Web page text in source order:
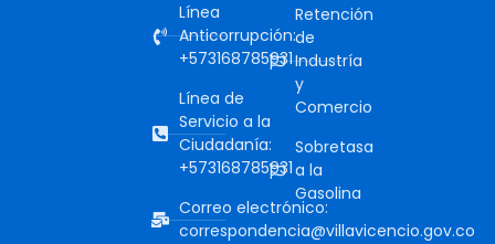
Línea
Anticorrupción:
+573168785931
Línea de
Servicio a la
Ciudadanía:
+573168785931
Correo electrónico:
correspondencia@villavicencio.gov.co
Retención
de
Industría
y
Comercio
Sobretasa
a la
Gasolina